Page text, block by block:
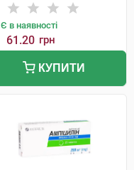
Є в наявності
61.20 грн
КУПИТИ